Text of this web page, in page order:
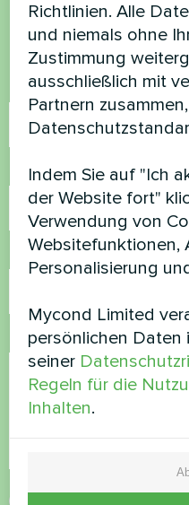
Kontaktieren Sie
helfen
Name
Rufnummer
E-Mail
Kommentar
Richtlinien. Alle
und niemals ohne
Zustimmung
ausschließlich mit
Partnern
Indem Sie auf "Ich
der Website fort"
Verwendung von
Websitefunktionen,
Personalisierung
Mycond Limited
persönlichen Daten
seiner
Regeln für die
Inhalten.